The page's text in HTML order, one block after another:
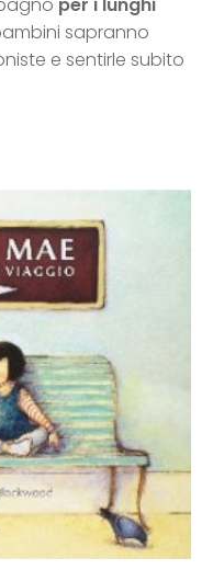
sapranno
e sentirle subito